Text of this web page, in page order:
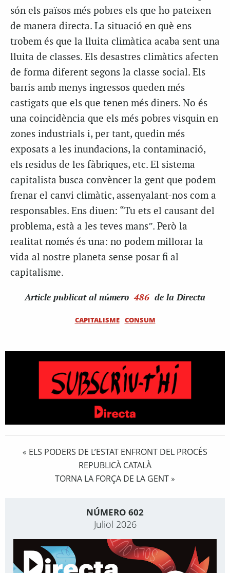
són els països més pobres els que ho pateixen
de manera directa. La situació en què ens
trobem és que la lluita climàtica acaba sent una
lluita de classes. Els desastres climàtics afecten
de forma diferent segons la classe social. Els
barris amb menys ingressos queden més
castigats que els que tenen més diners. No és
una coincidència que els més pobres visquin en
zones industrials i, per tant, quedin més
exposats a les inundacions, la contaminació,
els residus de les fàbriques, etc. El sistema
capitalista busca convèncer la gent que podem
frenar el canvi climàtic, assenyalant-nos com a
responsables. Ens diuen: “Tu ets el causant del
problema, està a les teves mans”. Però la
realitat només és una: no podem millorar la
vida al nostre planeta sense posar fi al
capitalisme.
Article publicat al número 486 de la Directa
CAPITALISME CONSUM
« ELS PODERS DE L’ESTAT ENFRONT DEL PROCÉS
REPUBLICÀ CATALÀ
TORNA LA FORÇA DE LA GENT »
NÚMERO 602
Juliol 2026